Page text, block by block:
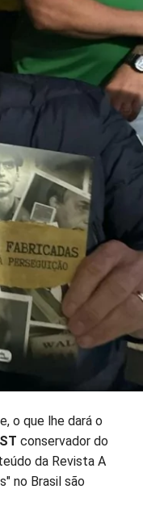
o que lhe dará o
conservador do
da Revista A
no Brasil são